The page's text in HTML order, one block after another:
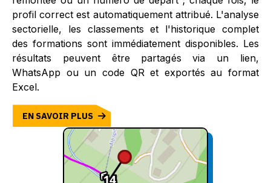
profil correct est automatiquement attribué. L'analyse
sectorielle, les classements et l'historique complet
des formations sont immédiatement disponibles. Les
résultats peuvent être partagés via un lien,
WhatsApp ou un code QR et exportés au format
Excel.
EN SAVOIR PLUS